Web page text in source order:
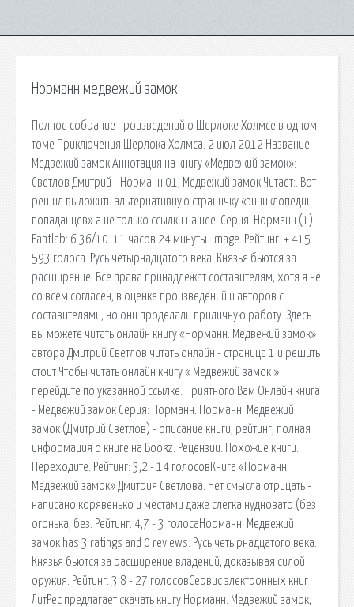
Норманн медвежий замок
Полное собрание произведений о Шерлоке Холмсе в одном
томе Приключения Шерлока Холмса. 2 июл 2012 Название:
Медвежий замок Аннотация на книгу «Медвежий замок»:
Светлов Дмитрий - Норманн 01, Медвежий замок Читает:. Вот
решил выложить альтернативную страничку «энциклопедии
попаданцев» а не только ссылки на нее. Серия: Норманн (1).
Fantlab: 6.36/10. 11 часов 24 минуты. image. Рейтинг. + 415.
593 голоса. Русь четырнадцатого века. Князья бьются за
расширение. Все права принадлежат составителям, хотя я не
со всем согласен, в оценке произведений и авторов с
составителями, но они проделали приличную работу. Здесь
вы можете читать онлайн книгу «Норманн. Медвежий замок»
автора Дмитрий Светлов читать онлайн - страница 1 и решить
стоит Чтобы читать онлайн книгу « Медвежий замок »
перейдите по указанной ссылке. Приятного Вам Онлайн книга
- Медвежий замок Серия: Норманн. Норманн. Медвежий
замок (Дмитрий Светлов) - описание книги, рейтинг, полная
информация о книге на Bookz. Рецензии. Похожие книги.
Переходите. Рейтинг: 3,2 - 14 голосовКнига «Норманн.
Медвежий замок» Дмитрия Светлова. Нет смысла отрицать -
написано корявенько и местами даже слегка нудновато (без
огонька, без. Рейтинг: 4,7 - 3 голосаНорманн. Медвежий
замок has 3 ratings and 0 reviews. Русь четырнадцатого века.
Князья бьются за расширение владений, доказывая силой
оружия. Рейтинг: 3,8 - 27 голосовСервис электронных книг
ЛитРес предлагает скачать книгу Норманн. Медвежий замок,